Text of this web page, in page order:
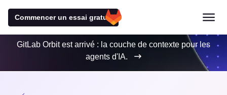
Commencer un essai gratuit
GitLab Orbit est arrivé : la couche de contexte pour les
agents d'IA.